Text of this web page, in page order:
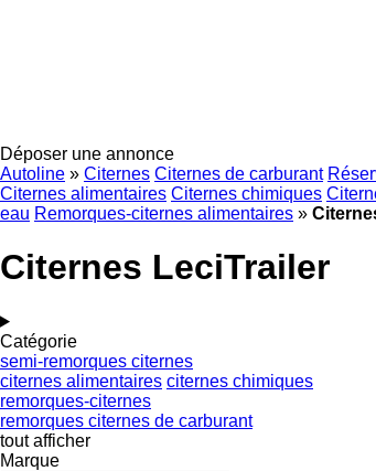
Déposer une annonce
Autoline » Citernes Citernes de carburant
Citernes alimentaires Citernes chimiques
eau Remorques-citernes alimentaires »
Citernes LeciTrailer
Catégorie
semi-remorques citernes
citernes alimentaires citernes chimiques
remorques-citernes
remorques citernes de carburant
tout afficher
Marque